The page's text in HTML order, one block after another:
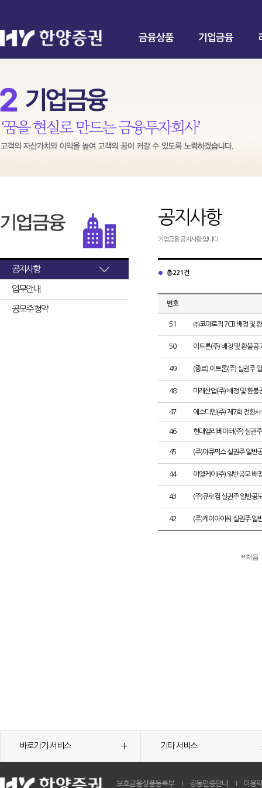
금융상품 기업금융
공지사항
업무안내
공모주 청약
공지사항
기업금융 공지사항 입니다.
총 221건
번호
51 ㈜코아로직 7CB 배정 및
50 이트론(주) 배정 및 환불공
49 (종료) 이트론(주) 실권주
48 미래산업(주) 배정 및 환불
47 에스디엔(주) 제7회 전환
46 현대엘리베이터(주) 실권
45 (주)아큐픽스 실권주 일반
44 이엘케이(주) 일반공모 배
43 (주)큐로컴 실권주 일반공
42 (주)케이아이씨 실권주 일
처음
바로가기 서비스 기타 서비스
보호금융상품등록부 공동인증안내 이용